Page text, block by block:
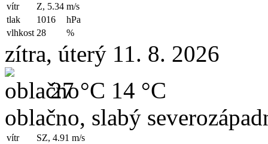
vítr Z, 5.34 m/s
tlak
1016
hPa
vlhkost 28 %
zítra, úterý 11. 8. 2026
27 °C 14 °C
oblačno, slabý
vítr SZ, 4.91 m/s